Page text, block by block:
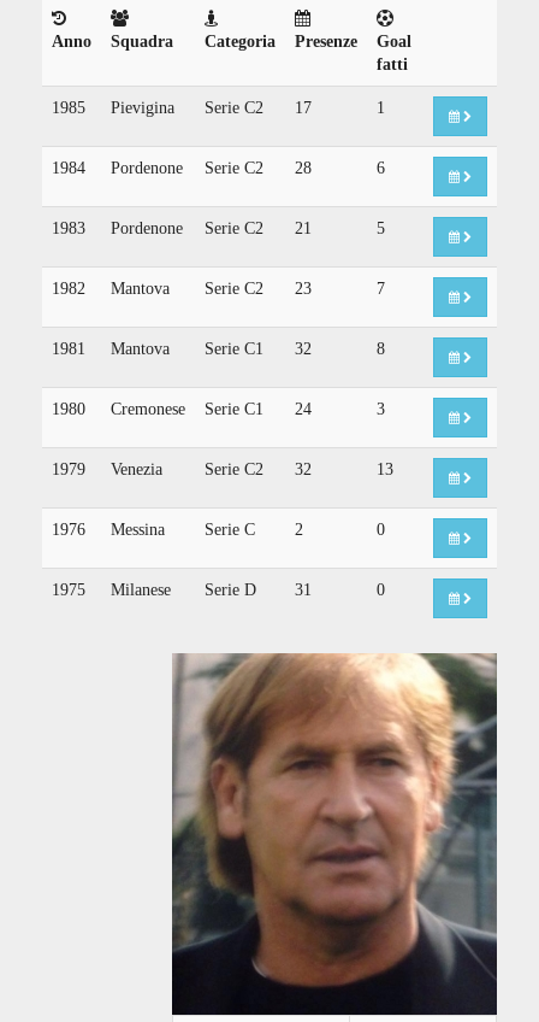
Anno Squadra Categoria Presenze
Goal
fatti
1985 Pievigina Serie C2 17 1
1984 Pordenone Serie C2 28 6
1983 Pordenone Serie C2 21 5
1982 Mantova Serie C2 23 7
1981 Mantova Serie C1 32 8
1980 Cremonese Serie C1 24 3
1979 Venezia Serie C2 32 13
1976 Messina Serie C 2 0
1975 Milanese Serie D 31 0